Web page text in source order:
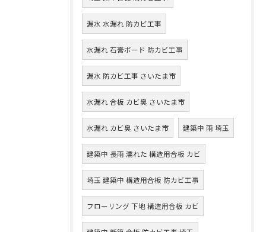
漏水 水漏れ 防カビ工事
水漏れ 石膏ボード 防カビ工事
漏水 防カビ工事 さいたま市
水漏れ 合板 カビ臭 さいたま市
水漏れ カビ臭 さいたま市 建築中 雨 埼玉
建築中 長雨 濡れた 構造用合板 カビ
埼玉 建築中 構造用合板 防カビ工事
フローリング 下地 構造用合板 カビ